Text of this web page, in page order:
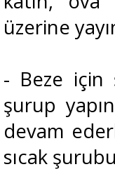
üzerine
- Beze için
şurup
devam
sıcak